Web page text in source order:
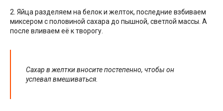
2. Яйца разделяем на белок и желток, последние взбиваем
миксером с половиной сахара до пышной, светлой массы. А
после вливаем её к творогу.
Сахар в желтки вносите постепенно, чтобы он
успевал вмешиваться.